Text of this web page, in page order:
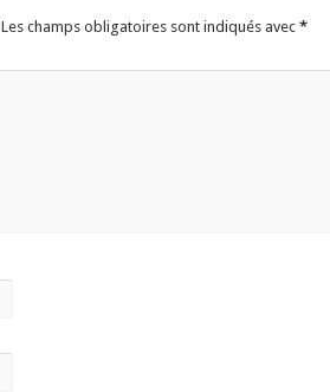
Les champs obligatoires sont indiqués avec *